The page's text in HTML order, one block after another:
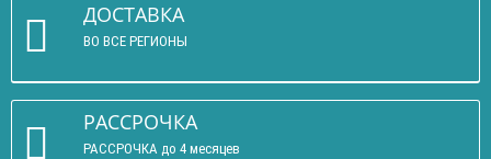
ДОСТАВКА
ВО ВСЕ РЕГИОНЫ
РАССРОЧКА
РАССРОЧКА до 4 месяцев